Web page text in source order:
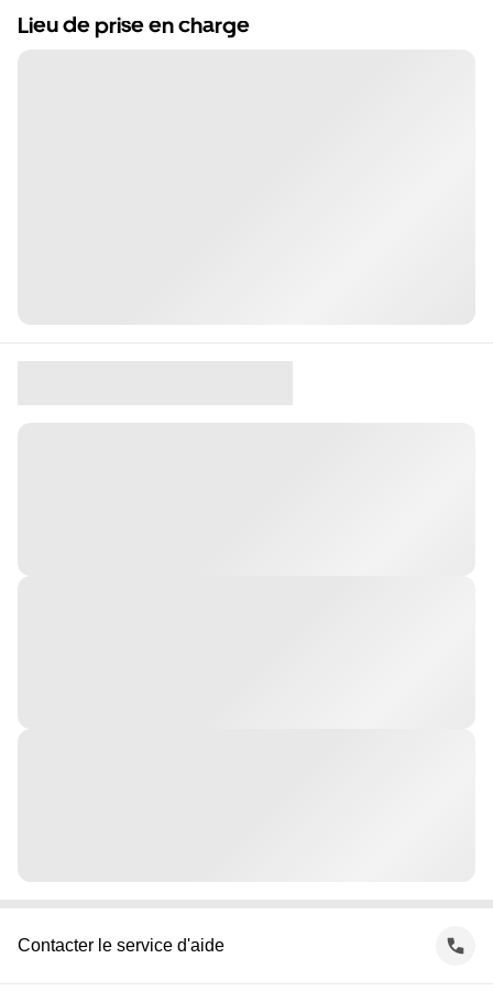
Lieu de prise en charge
Contacter le service d'aide